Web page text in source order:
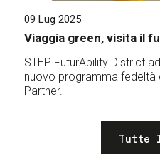
09 Lug 2025
Viaggia green, visita il
STEP FuturAbility District
nuovo programma fedeltà
Partner.
Tutte